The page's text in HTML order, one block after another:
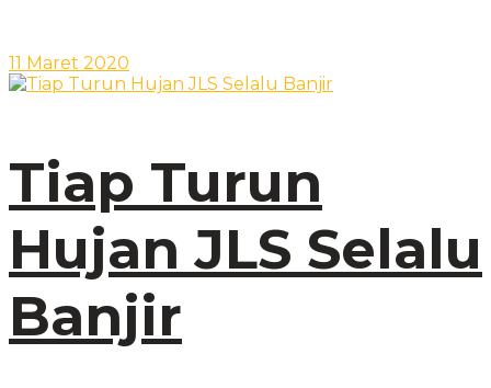
11 Maret 2020
Tiap Turun
Hujan JLS Selalu
Banjir